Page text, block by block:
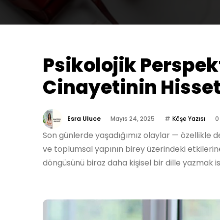
Psikolojik
Cinayetinin
Esra Uluce Mayıs 24, 2025 Köşe Yazısı
Son günlerde yaşadığımız olaylar — özellikle
ve toplumsal yapının birey üzerindeki
döngüsünü biraz daha kişisel bir dille yazmak